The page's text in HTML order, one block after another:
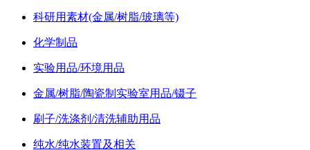
科研用素材(金属/树脂/玻璃等)
化学制品
实验用品/环境用品
金属/树脂/陶瓷制实验室用品/镊子
刷子/洗涤剂/清洗辅助用品
纯水/纯水装置及相关